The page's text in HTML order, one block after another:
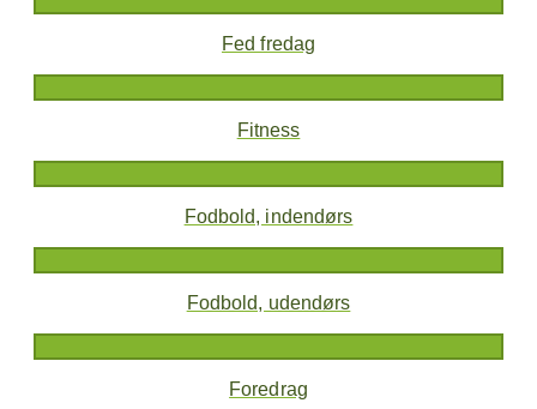
Fed fredag
Fitness
Fodbold, indendørs
Fodbold, udendørs
Foredrag